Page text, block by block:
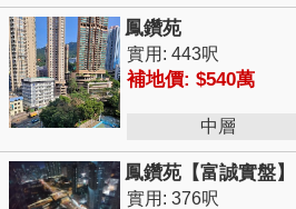
鳳鑽苑
實用: 443呎
補地價: $540萬
中層
鳳鑽苑【富誠實盤】
實用: 376呎